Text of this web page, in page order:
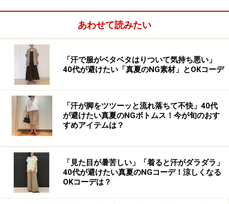
ードパンツ。ウエスト部分は後ろのみゴム仕様になって
おり、楽ちんな履き心地ときちんと感を両立してくれ
て、だらしなさとは無縁です。タートルインナーにニッ
トをレイヤードすることで、あたたかさも抜群です。
2. ワンマイルウェアに最適なリラックスワ
ンピは、ウエストマークを
【OKコーデ】ウエストマークすることで、スタイルアップ
して見える 出典：WEAR
家から1マイル（1.6キロ）の距離、コンビニやスーパー
あわせて読みたい
「汗で服がベタベタはりついて気持ち悪い」
40代が避けたい「真夏のNG素材」とOKコーデ
「汗が脚をツツーッと流れ落ちて不快」40代
が避けたい真夏のNGボトムス！今が旬のおす
すめアイテムは？
「見た目が暑苦しい」「着ると汗がダラダラ」
40代が避けたい真夏のNGコーデ！涼しくなる
OKコーデは？